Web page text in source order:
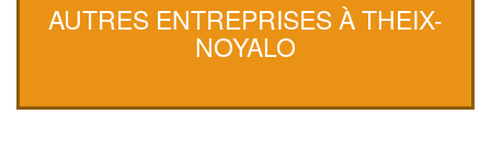
AUTRES ENTREPRISES À THEIX-
NOYALO